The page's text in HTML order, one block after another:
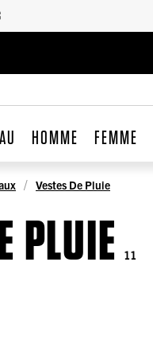
HOMME FEMME
Vestes De Pluie
PLUIE 11